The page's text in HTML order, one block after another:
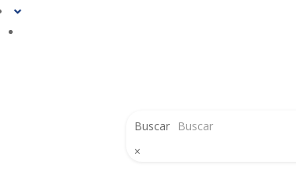
Buscar
×